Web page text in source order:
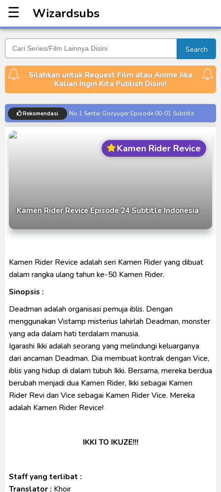
Wizardsubs
Wizardsubs
☰
Search
Silahkan untuk Request Film atau Anime Jika
Kalian Ingin Kita Publish Disini!
Rekomendasi
No.1 Sentai Gozyuger Episode 00-01 Subtitle
Indonesia
Ultraman Decker Finale: Journey to Beyond Subtitle
Ultraman Arc The Movie: The Clash of Light and
Captain America: Brave New World BD Subtitle
[Reupload] Kikaider REBOO (2014) Subtitle
Indonesia
Kamen Rider Revice
Kamen Rider Revice Episode 24 Subtitle Indonesia
Kamen Rider Revice adalah seri Kamen Rider yang dibuat
dalam rangka ulang tahun ke-50 Kamen Rider.
Sinopsis :
Deadman adalah organisasi pemuja iblis. Dengan
menggunakan Vistamp misterius lahirlah Deadman, monster
yang ada dalam hati terdalam manusia.
Igarashi Ikki adalah seorang yang melindungi keluarganya
dari ancaman Deadman. Dia membuat kontrak dengan Vice,
iblis yang hidup di dalam tubuh Ikki. Bersama, mereka berdua
berubah menjadi dua Kamen Rider, Ikki sebagai Kamen
Rider Revi dan Vice sebagai Kamen Rider Vice. Mereka
adalah Kamen Rider Revice!
IKKI TO IKUZE!!!
Staff yang terlibat :
Translator : Khoir